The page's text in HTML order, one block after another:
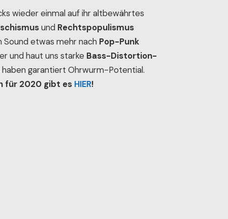
wieder einmal auf ihr altbewährtes
und Rechtspopulismus
Sound etwas mehr nach Pop-Punk
und haut uns starke Bass-Distortion-
haben garantiert Ohrwurm-Potential.
für 2020 gibt es HIER!